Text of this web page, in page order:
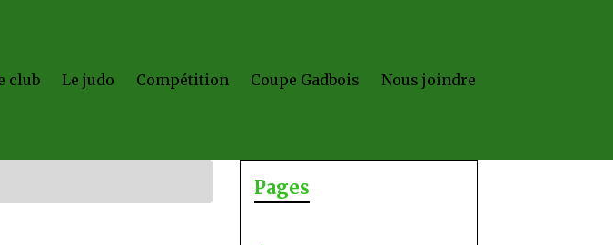
club Le judo Compétition Coupe Gadbois Nous joindre
Pages